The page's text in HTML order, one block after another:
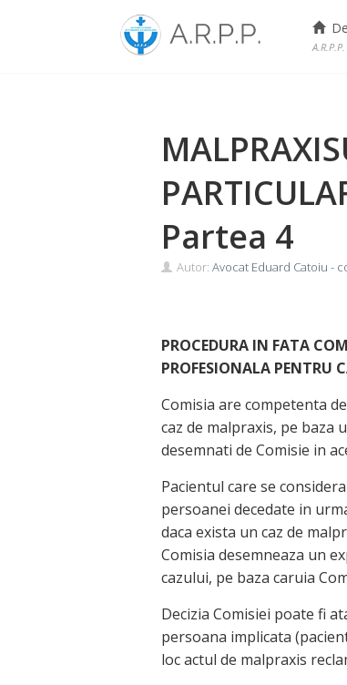
Menu
A.R.P.P.
Partea 4
Autor: Avocat Eduard Catoiu -
PROCEDURA IN FATA
PROFESIONALA PENTRU
Comisia are competenta
caz de malpraxis, pe
desemnati de Comisie in
Pacientul care se
persoanei decedate in
daca exista un caz de
Comisia desemneaza un
cazului, pe baza caruia
Decizia Comisiei poate fi
persoana implicata
loc actul de malpraxis